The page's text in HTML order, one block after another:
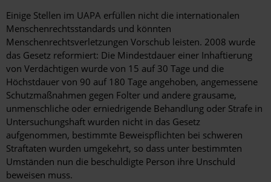
Einige Stellen im UAPA erfüllen nicht die internationalen
Menschenrechtsstandards und könnten
Menschenrechtsverletzungen Vorschub leisten. 2008 wurde
das Gesetz reformiert: Die Mindestdauer einer Inhaftierung
von Verdächtigen wurde von 15 auf 30 Tage und die
Höchstdauer von 90 auf 180 Tage angehoben, angemessene
Schutzmaßnahmen gegen Folter und andere grausame,
unmenschliche oder erniedrigende Behandlung oder Strafe in
Untersuchungshaft wurden nicht in das Gesetz
aufgenommen, bestimmte Beweispflichten bei schweren
Straftaten wurden umgekehrt, so dass unter bestimmten
Umständen nun die beschuldigte Person ihre Unschuld
beweisen muss.